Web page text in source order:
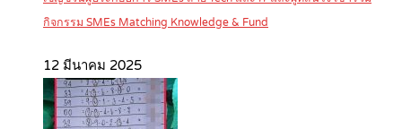
กิจกรรม SMEs Matching Knowledge & Fund
12 มีนาคม 2025